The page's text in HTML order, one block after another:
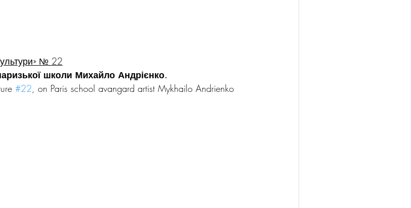
№ 22
школи Михайло Андрієнко.
#22, on Paris school avangard artist Mykhailo Andrienko